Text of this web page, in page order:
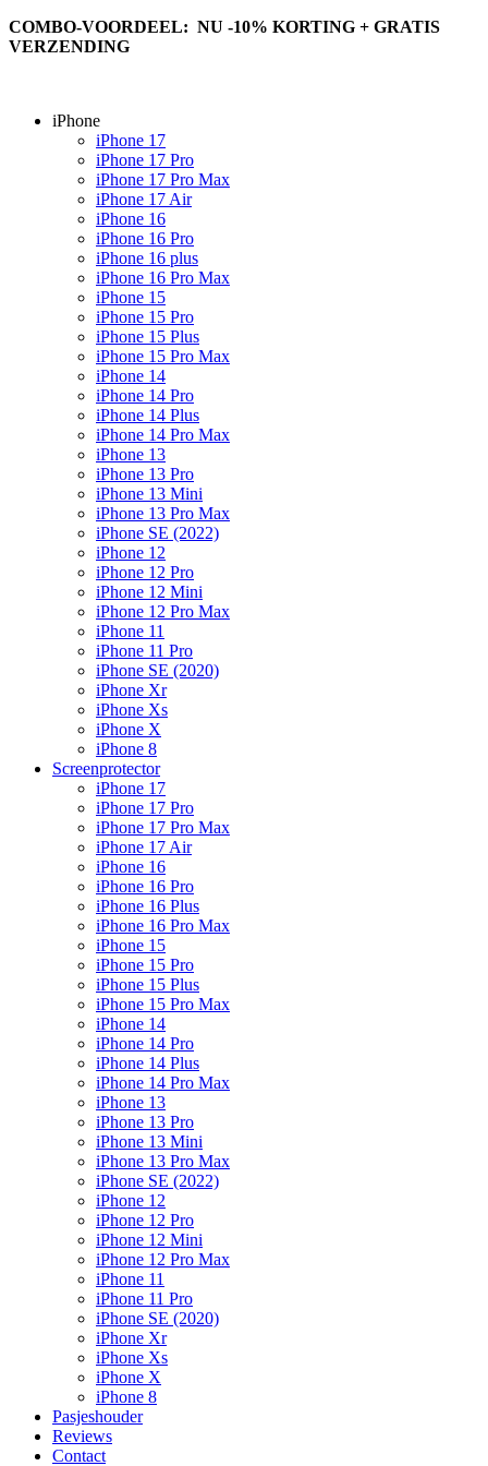
COMBO-VOORDEEL: NU -10% KORTING + GRATIS
VERZENDING
iPhone
iPhone 17
iPhone 17 Pro
iPhone 17 Pro Max
iPhone 17 Air
iPhone 16
iPhone 16 Pro
iPhone 16 plus
iPhone 16 Pro Max
iPhone 15
iPhone 15 Pro
iPhone 15 Plus
iPhone 15 Pro Max
iPhone 14
iPhone 14 Pro
iPhone 14 Plus
iPhone 14 Pro Max
iPhone 13
iPhone 13 Pro
iPhone 13 Mini
iPhone 13 Pro Max
iPhone SE (2022)
iPhone 12
iPhone 12 Pro
iPhone 12 Mini
iPhone 12 Pro Max
iPhone 11
iPhone 11 Pro
iPhone SE (2020)
iPhone Xr
iPhone Xs
iPhone X
iPhone 8
Screenprotector
iPhone 17
iPhone 17 Pro
iPhone 17 Pro Max
iPhone 17 Air
iPhone 16
iPhone 16 Pro
iPhone 16 Plus
iPhone 16 Pro Max
iPhone 15
iPhone 15 Pro
iPhone 15 Plus
iPhone 15 Pro Max
iPhone 14
iPhone 14 Pro
iPhone 14 Plus
iPhone 14 Pro Max
iPhone 13
iPhone 13 Pro
iPhone 13 Mini
iPhone 13 Pro Max
iPhone SE (2022)
iPhone 12
iPhone 12 Pro
iPhone 12 Mini
iPhone 12 Pro Max
iPhone 11
iPhone 11 Pro
iPhone SE (2020)
iPhone Xr
iPhone Xs
iPhone X
iPhone 8
Pasjeshouder
Reviews
Contact